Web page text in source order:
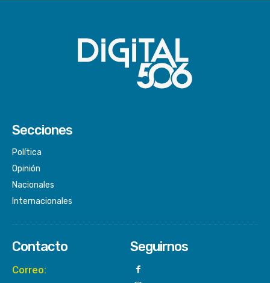
Secciones
Política
Opinión
Nacionales
Internacionales
Contacto
Correo:
Seguirnos